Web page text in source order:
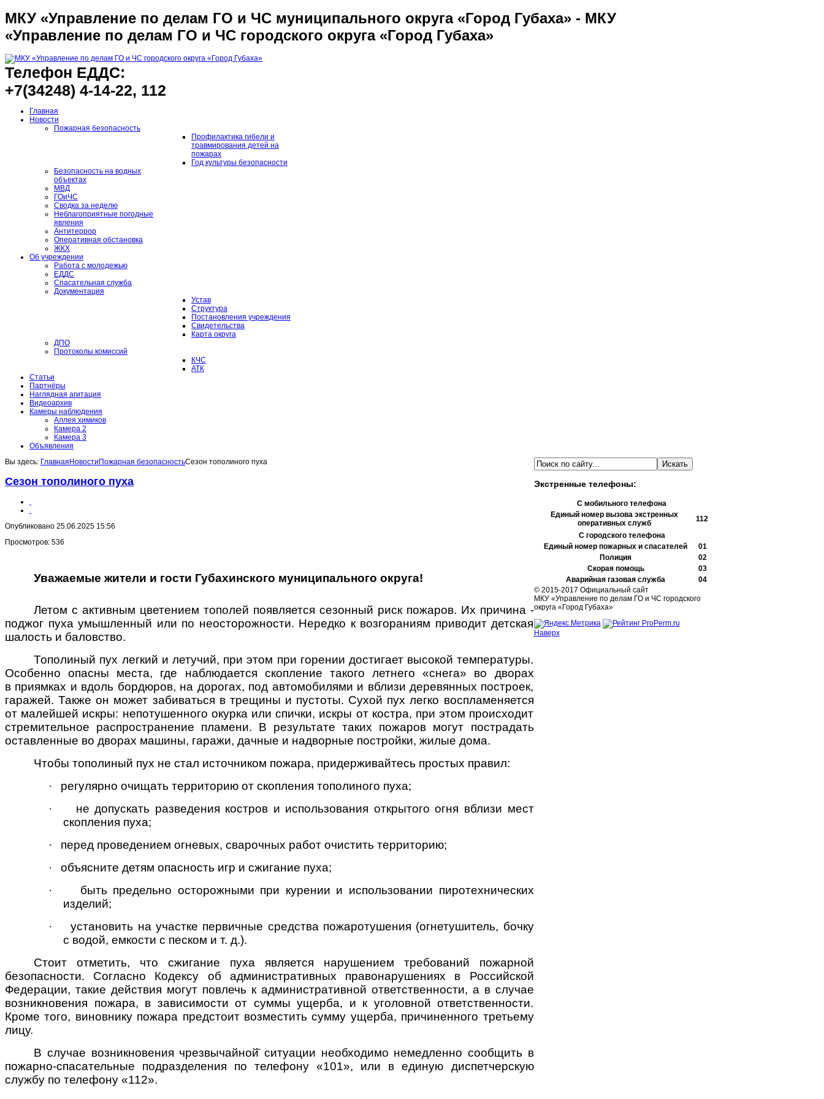
МКУ «Управление по делам ГО и ЧС муниципального округа «Город Губаха» - МКУ
«Управление по делам ГО и ЧС городского округа «Город Губаха»
Телефон ЕДДС:
+7(34248) 4-14-22, 112
Главная
Новости
Пожарная безопасность
Профилактика гибели и
травмирования детей на
пожарах
Год культуры безопасности
Безопасность на водных
объектах
МВД
ГОиЧС
Сводка за неделю
Неблагоприятные погодные
явления
Антитеррор
Оперативная обстановка
ЖКХ
Об учреждении
Работа с молодежью
ЕДДС
Спасательная служба
Документация
Устав
Структура
Постановления учреждения
Свидетельства
Карта округа
ДПО
Протоколы комиссий
КЧС
АТК
Статьи
Партнёры
Наглядная агитация
Видеоархив
Камеры наблюдения
Аллея химиков
Камера 2
Камера 3
Объявления
Вы здесь: Главная Новости Пожарная безопасностьСезон тополиного пуха
Сезон тополиного пуха
Опубликовано 25.06.2025 15:56
Просмотров: 536
Уважаемые жители и гости Губахинского муниципального округа!
Летом с активным цветением тополей появляется сезонный риск пожаров. Их причина -
поджог пуха умышленный или по неосторожности. Нередко к возгораниям приводит детская
шалость и баловство.
Тополиный пух легкий и летучий, при этом при горении достигает высокой температуры.
Особенно опасны места, где наблюдается скопление такого летнего «снега» во дворах
в приямках и вдоль бордюров, на дорогах, под автомобилями и вблизи деревянных построек,
гаражей. Также он может забиваться в трещины и пустоты. Сухой пух легко воспламеняется
от малейшей искры: непотушенного окурка или спички, искры от костра, при этом происходит
стремительное распространение пламени. В результате таких пожаров могут пострадать
оставленные во дворах машины, гаражи, дачные и надворные постройки, жилые дома.
Чтобы тополиный пух не стал источником пожара, придерживайтесь простых правил:
·
регулярно очищать территорию от скопления тополиного пуха;
·
не допускать разведения костров и использования открытого огня вблизи мест
скопления пуха;
·
перед проведением огневых, сварочных работ очистить территорию;
·
объясните детям опасность игр и сжигание пуха;
·
быть предельно осторожными при курении и использовании пиротехнических
изделий;
·
установить на участке первичные средства пожаротушения (огнетушитель, бочку
с водой, емкости с песком и т. д.).
Стоит отметить, что сжигание пуха является нарушением требований пожарной
безопасности. Согласно Кодексу об административных правонарушениях в Российской
Федерации, такие действия могут повлечь к административной ответственности, а в случае
возникновения пожара, в зависимости от суммы ущерба, и к уголовной ответственности.
Кроме того, виновнику пожара предстоит возместить сумму ущерба, причиненного третьему
лицу.
В случае возникновения чрезвычайной̆ ситуации необходимо немедленно сообщить в
пожарно-спасательные подразделения по телефону «101», или в единую диспетчерскую
службу по телефону «112».
Экстренные телефоны:
С мобильного телефона
Единый номер вызова экстренных
оперативных служб
112
С городского телефона
Единый номер пожарных и спасателей
01
Полиция
02
Скорая помощь
03
Аварийная газовая служба
04
© 2015-2017 Официальный сайт
МКУ «Управление по делам ГО и ЧС городского
округа «Город Губаха»
Наверх